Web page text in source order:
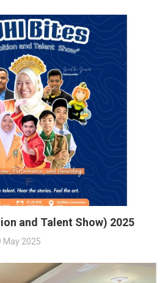
and Talent Show) 2025
May 2025